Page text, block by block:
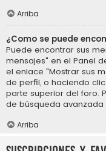
Arriba
¿Como se puede
Puede encontrar sus
mensajes" en el Panel
el enlace "Mostrar sus
de perfil, o haciendo
parte superior del foro.
de búsqueda
Arriba